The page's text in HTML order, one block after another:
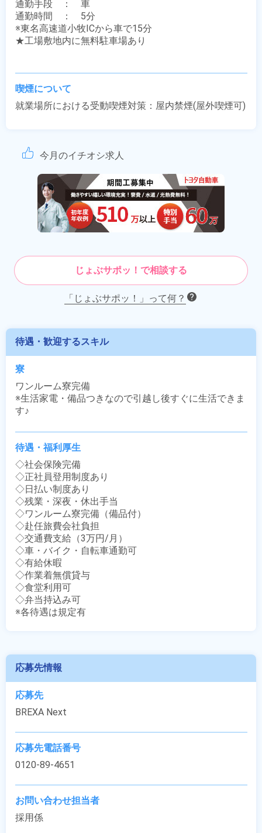
通勤手段　：　車
通勤時間　：　5分
※東名高速道小牧ICから車で15分
★工場敷地内に無料駐車場あり
喫煙について
就業場所における受動喫煙対策：屋内禁煙(屋外喫煙可)
今月のイチオシ求人
じょぶサポッ！で相談する
「じょぶサポッ！」って何？
待遇・歓迎するスキル
寮
ワンルーム寮完備
※生活家電・備品つきなので引越し後すぐに生活できま
す♪
待遇・福利厚生
◇社会保険完備
◇正社員登用制度あり
◇日払い制度あり
◇残業・深夜・休出手当
◇ワンルーム寮完備（備品付）
◇赴任旅費会社負担
◇交通費支給（3万円/月）
◇車・バイク・自転車通勤可
◇有給休暇
◇作業着無償貸与
◇食堂利用可
◇弁当持込み可
※各待遇は規定有
応募先情報
応募先
BREXA Next
応募先電話番号
0120-89-4651
お問い合わせ担当者
採用係